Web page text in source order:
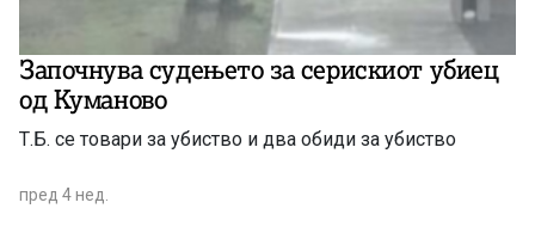
Започнува судењето за серискиот убиец
од Куманово
Т.Б. се товари за убиство и два обиди за убиство
пред 4 нед.